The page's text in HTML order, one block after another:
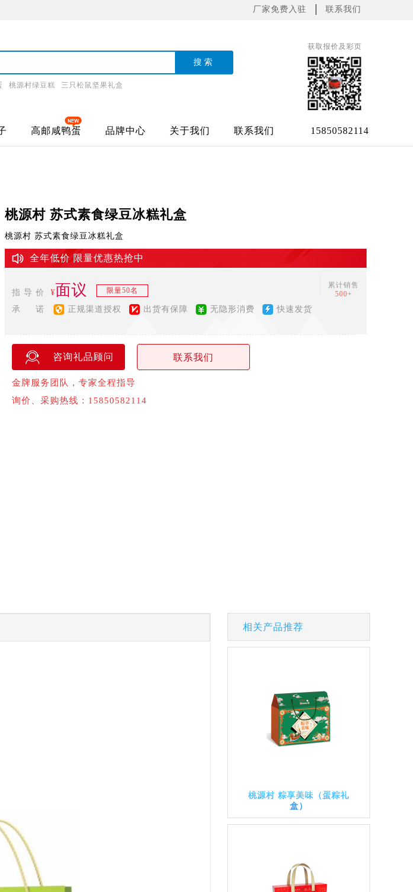
厂家免费入驻 联系我们
桃源村绿豆糕 三只松鼠坚果礼盒
获取报价及彩页
高邮咸鸭蛋 品牌中心 关于我们 联系我们 15850582114
桃源村 苏式素食绿豆冰糕礼盒
桃源村 苏式素食绿豆冰糕礼盒
全年低价 限量优惠热抢中
指 导 价 ¥面议 限量50名
承 诺 正规渠道授权 出货有保障 无隐形消费 快速发货
累计销售
500+
咨询礼品顾问 联系我们
金牌服务团队，专家全程指导
询价、采购热线：15850582114
相关产品推荐
桃源村 粽享美味（蛋粽礼
盒）